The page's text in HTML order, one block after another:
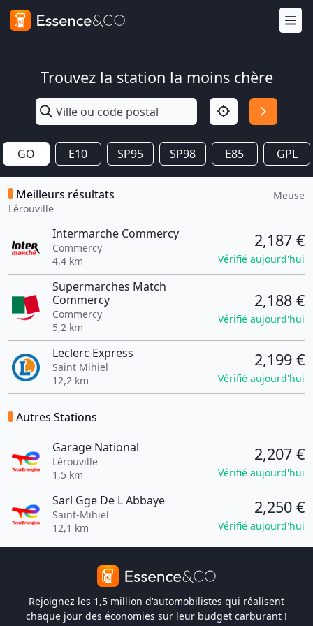
Trouvez la station la moins chère
GO E10 SP95 SP98 E85 GPL
Meilleurs résultats
Lérouville
Meuse
Intermarche Commercy
Commercy
4,4 km
2,187 €
Vérifié aujourd'hui
Supermarches Match
Commercy
Commercy
5,2 km
2,188 €
Vérifié aujourd'hui
Leclerc Express
Saint Mihiel
12,2 km
2,199 €
Vérifié aujourd'hui
Autres Stations
Garage National
Lérouville
1,5 km
2,207 €
Vérifié aujourd'hui
Sarl Gge De L Abbaye
Saint-Mihiel
12,1 km
2,250 €
Vérifié aujourd'hui
Rejoignez les 1,5 million d'automobilistes qui réalisent
chaque jour des économies sur leur budget carburant !